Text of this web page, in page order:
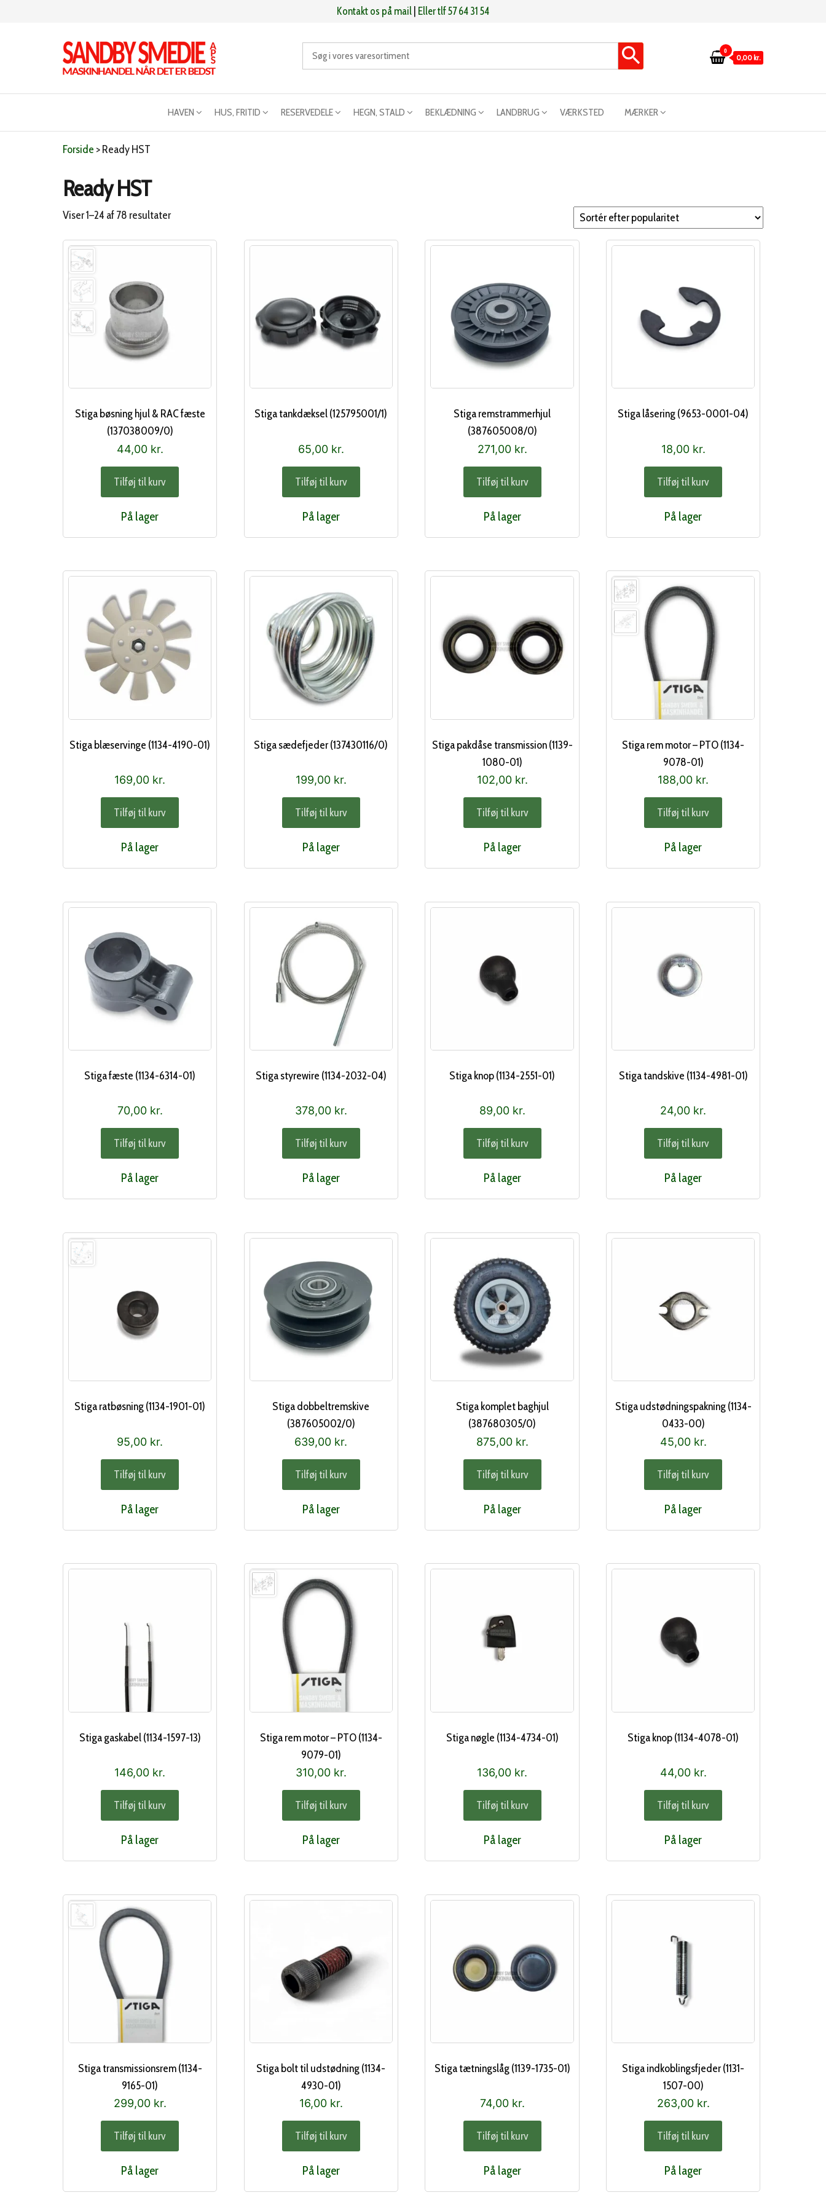
Kontakt os på mail Eller tlf 57 64 31 54
0
0,00 kr.
HAVEN HUS, FRITID RESERVEDELE HEGN, STALD BEKLÆDNING LANDBRUG VÆRKSTED MÆRKER
Forside >Ready HST
Ready HST
Viser 1–24 af 78 resultaterSorteret
popularitet
Stiga bøsning hjul & RAC fæste
(137038009/0)
44,00 kr.
Tilføj til kurv
På lager
Stiga tankdæksel (125795001/1)
65,00 kr.
Tilføj til kurv
På lager
Stiga remstrammerhjul
(387605008/0)
271,00 kr.
Tilføj til kurv
På lager
Stiga låsering (9653-0001-04)
18,00 kr.
Tilføj til kurv
På lager
Stiga blæservinge (1134-4190-01)
169,00 kr.
Tilføj til kurv
På lager
Stiga sædefjeder (137430116/0)
199,00 kr.
Tilføj til kurv
På lager
Stiga pakdåse transmission (1139-
1080-01)
102,00 kr.
Tilføj til kurv
På lager
Stiga rem motor – PTO (1134-
9078-01)
188,00 kr.
Tilføj til kurv
På lager
Stiga fæste (1134-6314-01)
70,00 kr.
Tilføj til kurv
På lager
Stiga styrewire (1134-2032-04)
378,00 kr.
Tilføj til kurv
På lager
Stiga knop (1134-2551-01)
89,00 kr.
Tilføj til kurv
På lager
Stiga tandskive (1134-4981-01)
24,00 kr.
Tilføj til kurv
På lager
Stiga ratbøsning (1134-1901-01)
95,00 kr.
Tilføj til kurv
På lager
Stiga dobbeltremskive
(387605002/0)
639,00 kr.
Tilføj til kurv
På lager
Stiga komplet baghjul
(387680305/0)
875,00 kr.
Tilføj til kurv
På lager
Stiga udstødningspakning (1134-
0433-00)
45,00 kr.
Tilføj til kurv
På lager
Stiga gaskabel (1134-1597-13)
146,00 kr.
Tilføj til kurv
På lager
Stiga rem motor – PTO (1134-
9079-01)
310,00 kr.
Tilføj til kurv
På lager
Stiga nøgle (1134-4734-01)
136,00 kr.
Tilføj til kurv
På lager
Stiga knop (1134-4078-01)
44,00 kr.
Tilføj til kurv
På lager
Stiga transmissionsrem (1134-
9165-01)
299,00 kr.
Tilføj til kurv
På lager
Stiga bolt til udstødning (1134-
4930-01)
16,00 kr.
Tilføj til kurv
På lager
Stiga tætningslåg (1139-1735-01)
74,00 kr.
Tilføj til kurv
På lager
Stiga indkoblingsfjeder (1131-
1507-00)
263,00 kr.
Tilføj til kurv
På lager